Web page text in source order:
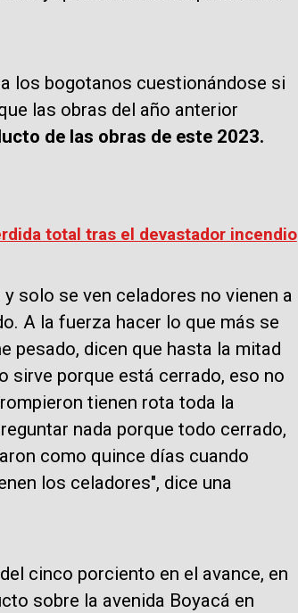
los bogotanos cuestionándose si
las obras del año anterior
de las obras de este 2023.
total tras el devastador incendio
solo se ven celadores no vienen a
A la fuerza hacer lo que más se
pesado, dicen que hasta la mitad
sirve porque está cerrado, eso no
tienen rota toda la
nada porque todo cerrado,
como quince días cuando
los celadores", dice una
cinco porciento en el avance, en
sobre la avenida Boyacá en